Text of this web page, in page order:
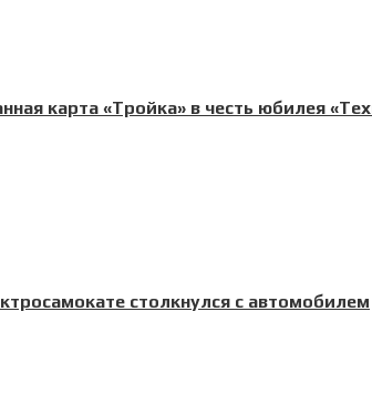
карта «Тройка» в честь юбилея
столкнулся с автомобилем